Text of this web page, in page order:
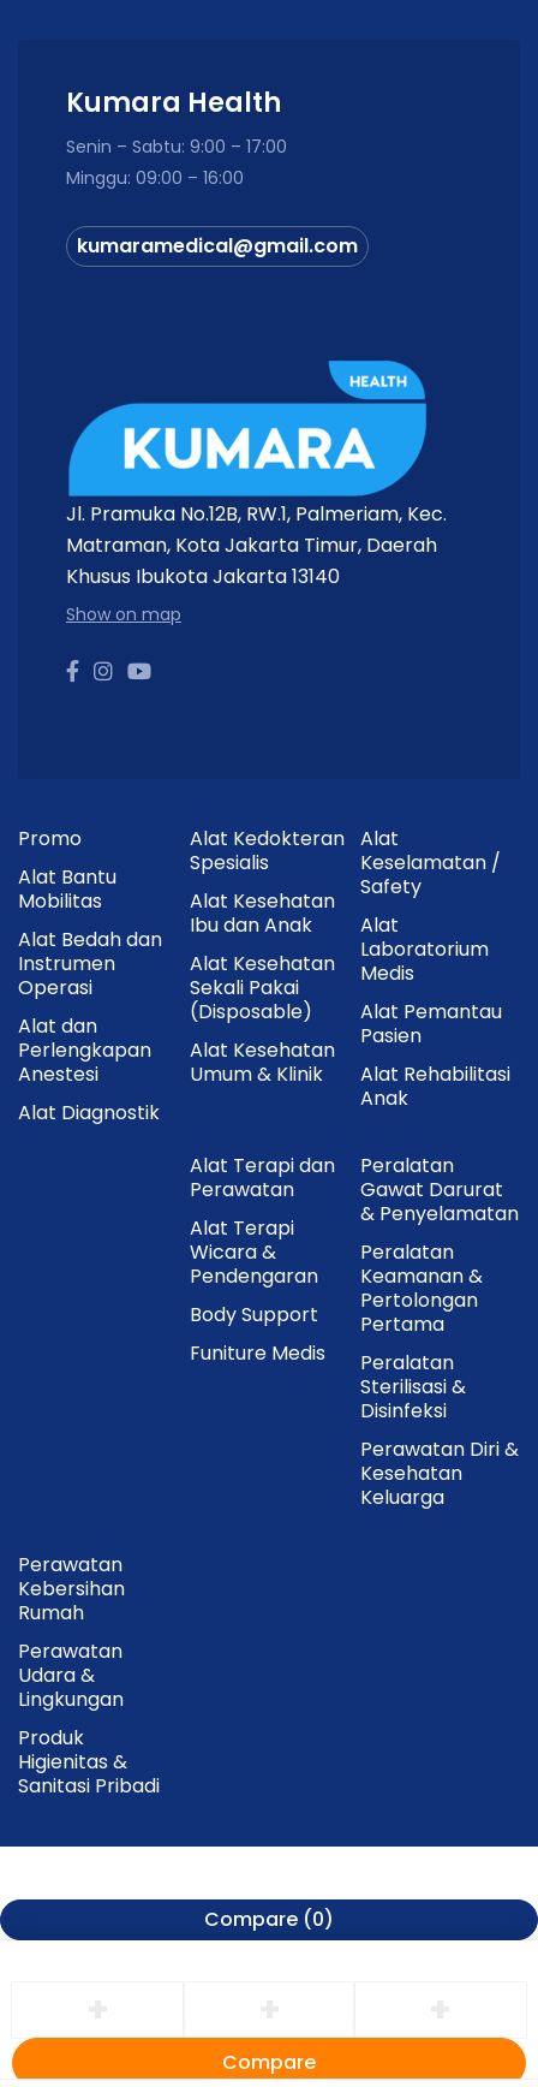
Kumara Health
Senin – Sabtu: 9:00 – 17:00
Minggu: 09:00 – 16:00
kumaramedical@gmail.com
Jl. Pramuka No.12B, RW.1, Palmeriam, Kec.
Matraman, Kota Jakarta Timur, Daerah
Khusus Ibukota Jakarta 13140
Show on map
Promo
Alat Bantu
Mobilitas
Alat Bedah dan
Instrumen
Operasi
Alat dan
Perlengkapan
Anestesi
Alat Diagnostik
Alat Kedokteran
Spesialis
Alat Kesehatan
Ibu dan Anak
Alat Kesehatan
Sekali Pakai
(Disposable)
Alat Kesehatan
Umum & Klinik
Alat
Keselamatan /
Safety
Alat
Laboratorium
Medis
Alat Pemantau
Pasien
Alat Rehabilitasi
Anak
Alat Terapi dan
Perawatan
Alat Terapi
Wicara &
Pendengaran
Body Support
Funiture Medis
Peralatan
Gawat Darurat
& Penyelamatan
Peralatan
Keamanan &
Pertolongan
Pertama
Peralatan
Sterilisasi &
Disinfeksi
Perawatan Diri &
Kesehatan
Keluarga
Perawatan
Kebersihan
Rumah
Perawatan
Udara &
Lingkungan
Produk
Higienitas &
Sanitasi Pribadi
Compare (0)
Compare